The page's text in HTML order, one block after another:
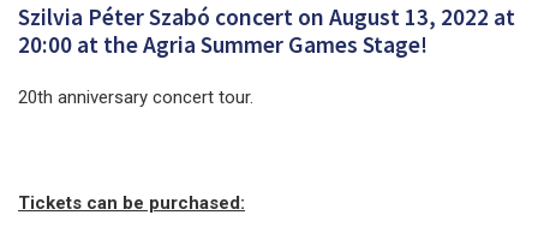
Szilvia Péter Szabó concert on August 13, 2022 at
20:00 at the Agria Summer Games Stage!
20th anniversary concert tour.
Tickets can be purchased: